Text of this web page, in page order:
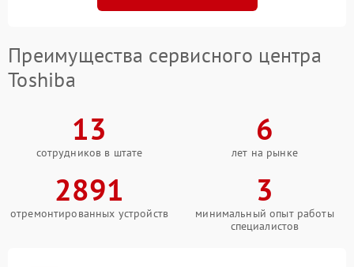
Преимущества сервисного центра
Toshiba
13
сотрудников в штате
6
лет на рынке
2891
отремонтированных устройств
3
минимальный опыт работы
специалистов